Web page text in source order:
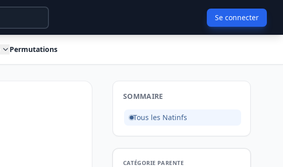
Se connecter
Permutations
SOMMAIRE
Tous les Natinfs
CATÉGORIE PARENTE